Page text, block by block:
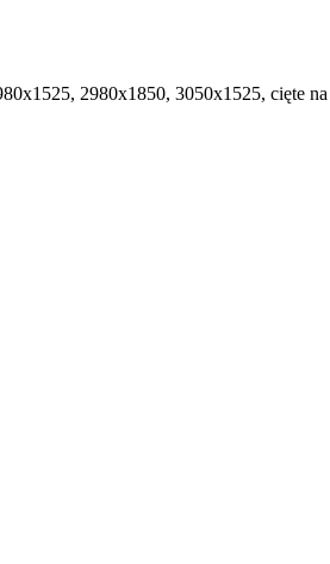
2980х1850, 3050х1525, cięte